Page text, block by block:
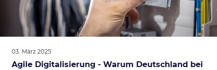
03. März 2025
Agile Digitalisierung - Warum Deutschland bei